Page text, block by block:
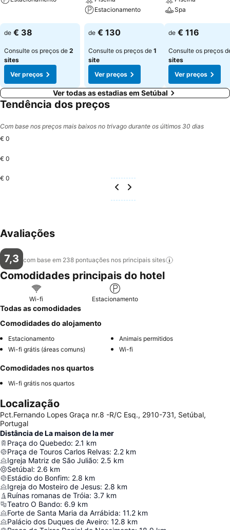
de € 38
Consulte os preços de 2
sites
Ver preços
Estacionamento
Ver preços
de € 130
Consulte os preços de 1
site
Ver preços
Spa
Ver preços
de € 116
Consulte os preços
sites
Ver preços
Ver todas as estadias em Setúbal
Tendência dos preços
Com base nos preços mais baixos no trivago durante os últimos 30 dias
€ 0
€ 0
€ 0
Avaliações
7,3 com base em 238 pontuações nos principais sites
Comodidades principais do hotel
Wi-fi Estacionamento
Todas as comodidades
Comodidades do alojamento
Estacionamento
Animais permitidos
Wi-fi grátis (áreas comuns)
Wi-fi
Comodidades nos quartos
Wi-fi grátis nos quartos
Localização
Pct.Fernando Lopes Graça nr.8 -R/C Esq., 2910-731, Setúbal,
Portugal
Distância de La maison de la mer
Praça do Quebedo: 2.1 km
Praça de Touros Carlos Relvas: 2.2 km
Igreja Matriz de São Julião: 2.5 km
Setúbal: 2.6 km
Estádio do Bonfim: 2.8 km
Igreja do Mosteiro de Jesus: 2.8 km
Ruínas romanas de Tróia: 3.7 km
Teatro O Bando: 6.9 km
Forte de Santa Maria da Arrábida: 11.2 km
Palácio dos Duques de Aveiro: 12.8 km